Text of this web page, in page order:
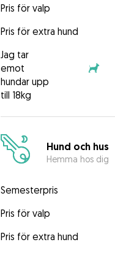
Pris för valp
Pris för extra hund
Jag tar
emot
hundar upp
till 18kg
Hund och hus
Hemma hos dig
Semesterpris
Pris för valp
Pris för extra hund